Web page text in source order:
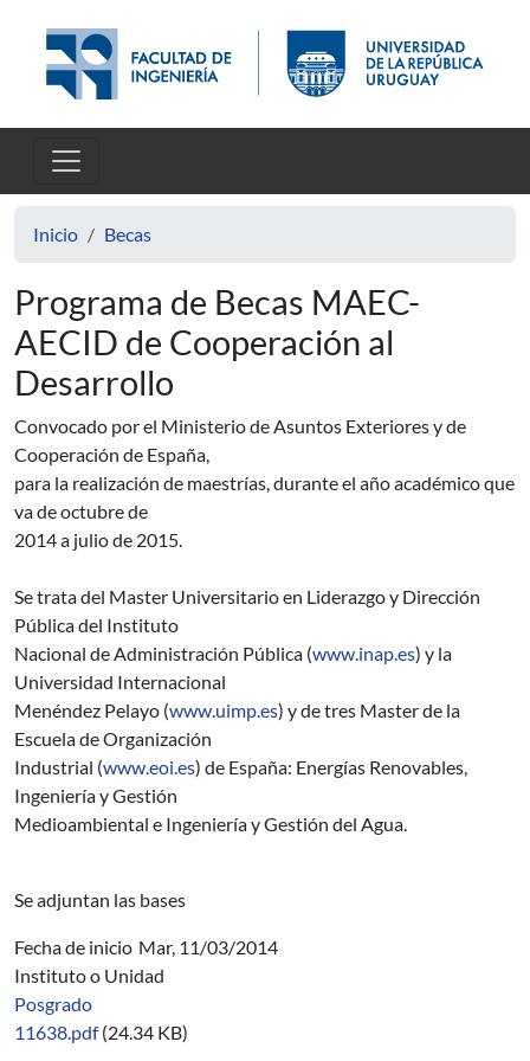
Inicio Becas
Programa de Becas MAEC-
AECID de Cooperación al
Desarrollo
Convocado por el Ministerio de Asuntos Exteriores y de
Cooperación de España,
para la realización de maestrías, durante el año académico que
va de octubre de
2014 a julio de 2015.
Se trata del Master Universitario en Liderazgo y Dirección
Pública del Instituto
Nacional de Administración Pública (www.inap.es) y la
Universidad Internacional
Menéndez Pelayo (www.uimp.es) y de tres Master de la
Escuela de Organización
Industrial (www.eoi.es) de España: Energías Renovables,
Ingeniería y Gestión
Medioambiental e Ingeniería y Gestión del Agua.
Se adjuntan las bases
Fecha de inicio Mar, 11/03/2014
Instituto o Unidad
Posgrado
11638.pdf (24.34 KB)